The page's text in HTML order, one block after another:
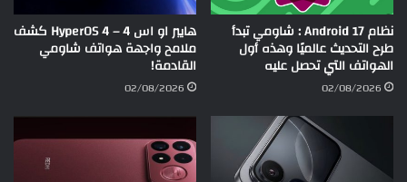
نظام Android 17 : شاومي تبدأ
طرح التحديث عالميًا وهذه أول
الهواتف التي تحصل عليه
02/08/2026
هايبر او اس 4 – HyperOS 4 كشف
ملامح واجهة هواتف شاومي
القادمة!
02/08/2026